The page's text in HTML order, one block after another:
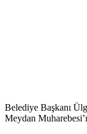
Belediye Başkanı
Meydan